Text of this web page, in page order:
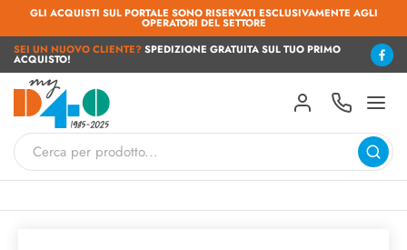
GLI ACQUISTI SUL PORTALE SONO RISERVATI ESCLUSIVAMENTE AGLI
OPERATORI DEL SETTORE
SEI UN NUOVO CLIENTE?SPEDIZIONE GRATUITA SUL TUO PRIMO
ACQUISTO!